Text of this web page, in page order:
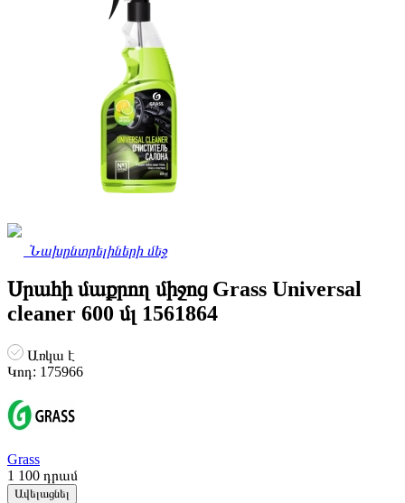
Նախընտրելիների մեջ
Սրահի մաքրող միջոց Grass Universal
cleaner 600 մլ 1561864
Առկա է
Կոդ: 175966
Grass
1 100 դրամ
Ավելացնել